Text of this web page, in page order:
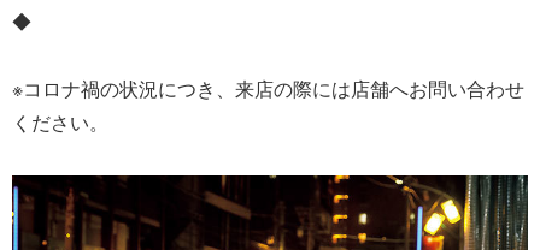
◆
※コロナ禍の状況につき、来店の際には店舗へお問い合わせ
ください。